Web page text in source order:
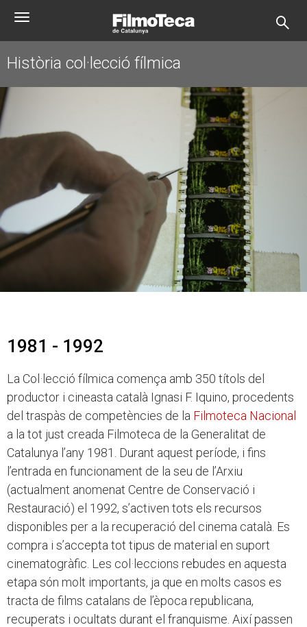
Toggle
Història col·lecció fílmica
1981 - 1992
La Col·lecció fílmica comença amb 350 títols del
productor i cineasta català Ignasi F. Iquino, procedents
del traspàs de competències de la Filmoteca Nacional
a la tot just creada Filmoteca de la Generalitat de
Catalunya l’any 1981. Durant aquest període, i fins
l’entrada en funcionament de la seu de l’Arxiu
(actualment anomenat Centre de Conservació i
Restauració) el 1992, s’activen tots els recursos
disponibles per a la recuperació del cinema català. Es
compra i s’accepta tot tipus de material en suport
cinematogràfic. Les col·leccions rebudes en aquesta
etapa són molt importants, ja que en molts casos es
tracta de films catalans de l’època republicana,
recuperats i ocultats durant el franquisme. Així passen